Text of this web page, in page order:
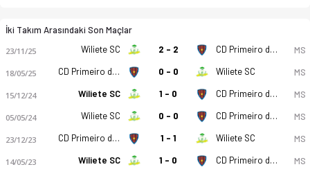
İki Takım Arasındaki Son Maçlar
23/11/25 Wiliete SC 2 - 2 CD Primeiro de Agosto MS
18/05/25 CD Primeiro de Agosto 0 - 0 Wiliete SC MS
15/12/24 Wiliete SC 1 - 0 CD Primeiro de Agosto MS
05/05/24 Wiliete SC 0 - 0 CD Primeiro de Agosto MS
23/12/23 CD Primeiro de Agosto 1 - 1 Wiliete SC MS
14/05/23 Wiliete SC 1 - 0 CD Primeiro de Agosto MS